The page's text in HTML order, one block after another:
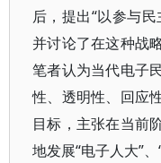
后，提出“以参与
并讨论了在这种战
笔者认为当代电子
性、透明性、回应
目标，主张在当前
地发展“电子人大”、